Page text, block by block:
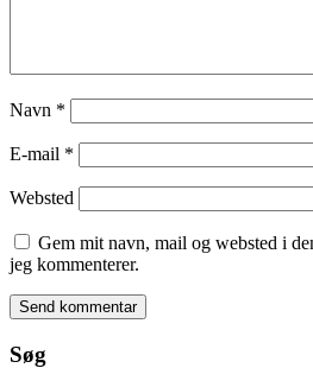
Navn *
E-mail *
Websted
Gem mit navn, mail og websted i
jeg kommenterer.
Søg